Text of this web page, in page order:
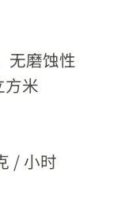
无磨蚀性
方米
/ 小时